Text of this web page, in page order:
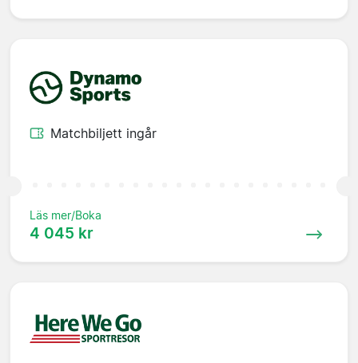
Matchbiljett ingår
Läs mer/Boka
4 045 kr